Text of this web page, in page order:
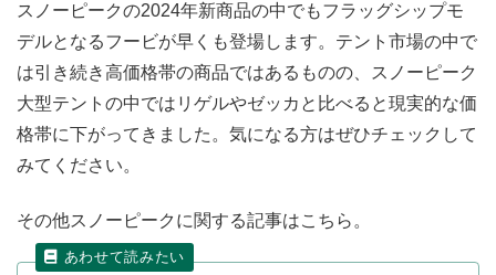
スノーピークの2024年新商品の中でもフラッグシップモ
デルとなるフービが早くも登場します。テント市場の中で
は引き続き高価格帯の商品ではあるものの、スノーピーク
大型テントの中ではリゲルやゼッカと比べると現実的な価
格帯に下がってきました。気になる方はぜひチェックして
みてください。
その他スノーピークに関する記事はこちら。